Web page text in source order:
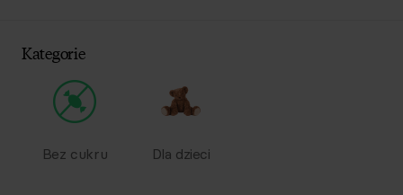
Kategorie
Bez cukru Dla dzieci